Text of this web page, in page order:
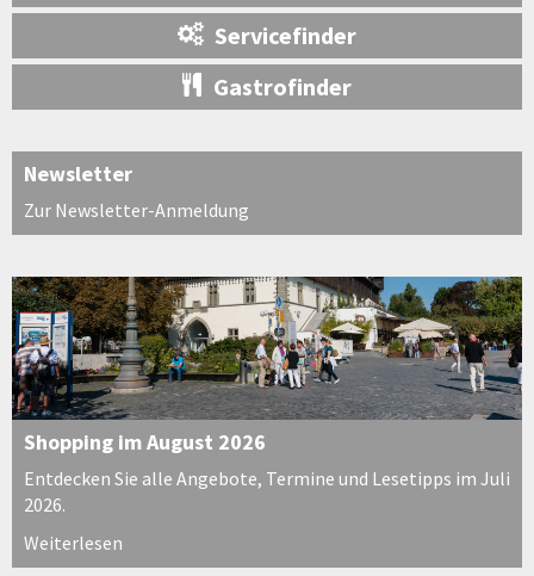
Servicefinder
Gastrofinder
Newsletter
Zur Newsletter-Anmeldung
Shopping im August 2026
Entdecken Sie alle Angebote, Termine und Lesetipps im Juli
2026.
Weiterlesen